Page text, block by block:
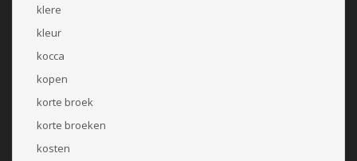
klere
kleur
kocca
kopen
korte broek
korte broeken
kosten